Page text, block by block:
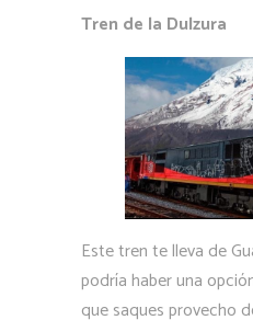
Tren de la Dulzura
Este tren te lleva de
podría haber una
que saques provecho